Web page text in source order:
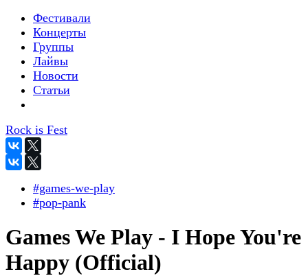
Фестивали
Концерты
Группы
Лайвы
Новости
Статьи
Rock is Fest
#games-we-play
#pop-pank
Games We Play - I Hope You're
Happy (Official)